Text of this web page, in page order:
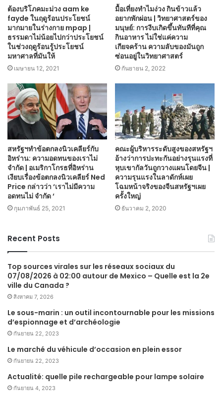
ต้องบริโภคมะม่วง aam ke
fayde ในฤดูร้อนประโยชน์
มากมายในร่างกาย mpap |
ธรรมดาไม่น้อยไปกว่าประโยชน์
ในช่วงฤดูร้อนรู้ประโยชน์
มหาศาลที่มันให้
เมษายน 12, 2021
มื้อเที่ยงทำไมง่วง กินข้าวแล้ว
อยากพักผ่อน | วิทยาศาสตร์ของ
มนุษย์: การงีบเกิดขึ้นทันทีที่คุณ
กินอาหาร ไม่ใช่แค่ความ
เกียจคร้าน ความลับของมันถูก
ซ่อนอยู่ในวิทยาศาสตร์
กันยายน 2, 2022
สหรัฐฯทำข้อตกลงนิวเคลียร์กับ
อิหร่าน: ความอดทนของเราไม่
จำกัด | อเมริกาโกรธที่อิหร่าน
เงียบเรื่องข้อตกลงนิวเคลียร์ Ned
Price กล่าวว่า ‘เราไม่มีความ
อดทนไม่ จำกัด ‘
กุมภาพันธ์ 25, 2021
คณะผู้บริหารระดับสูงของสหรัฐฯ
อ้างว่าการปะทะกันอย่างรุนแรงที่
หุบเขากัลวันถูกวางแผนโดยจีน |
ความรุนแรงในลาดักห์เผย
โฉมหน้าจริงของจีนสหรัฐฯเผย
ครั้งใหญ่
ธันวาคม 2, 2020
Recent Posts
Top sources virales sur les réseaux sociaux du
07/08/2026 à 02:00 autour de Mexico – Quelle est la 2e
ville du Canada ?
สิงหาคม 7, 2026
Le sous-marin : un outil incontournable pour les missions
d’espionnage et d’archéologie
กันยายน 22, 2023
Le marché du véhicule d’occasion en plein essor
กันยายน 22, 2023
Actualité: quelle pile rechargeable pour lampe solaire
กันยายน 4, 2023